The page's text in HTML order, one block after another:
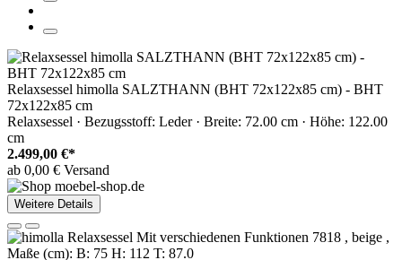
Relaxsessel himolla SALZTHANN (BHT 72x122x85 cm) - BHT
72x122x85 cm
Relaxsessel · Bezugsstoff: Leder · Breite: 72.00 cm · Höhe: 122.00
cm
2.499,00 €*
ab 0,00 € Versand
Weitere Details